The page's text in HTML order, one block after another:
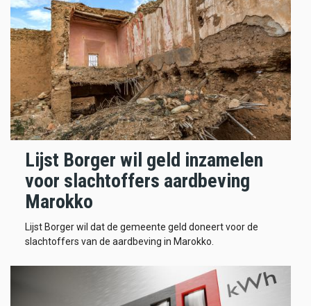
Lijst Borger wil geld inzamelen
voor slachtoffers aardbeving
Marokko
Lijst Borger wil dat de gemeente geld doneert voor de
slachtoffers van de aardbeving in Marokko.